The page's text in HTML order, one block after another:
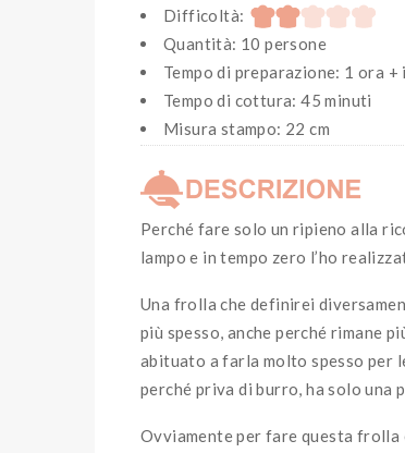
Difficoltà:
Quantità: 10 persone
Tempo di preparazione: 1 ora
Tempo di cottura: 45 minuti
Misura stampo: 22 cm
Perché fare solo un ripieno alla
lampo e in tempo zero l’ho
Una frolla che definirei
più spesso, anche perché rimane
abituato a farla molto spesso per
perché priva di burro, ha solo una
Ovviamente per fare questa frolla